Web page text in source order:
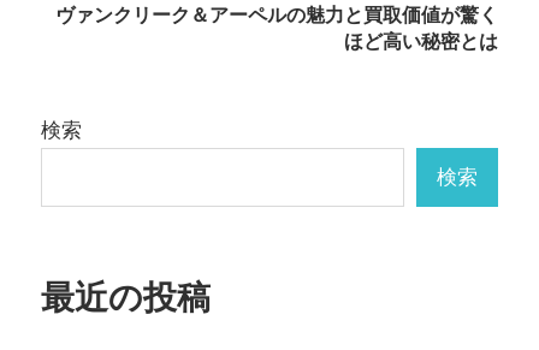
ビ
ー
ョ
ヴァンクリーク＆アーペルの魅力と買取価値が驚く
ほど高い秘密とは
検索
検索
最近の投稿